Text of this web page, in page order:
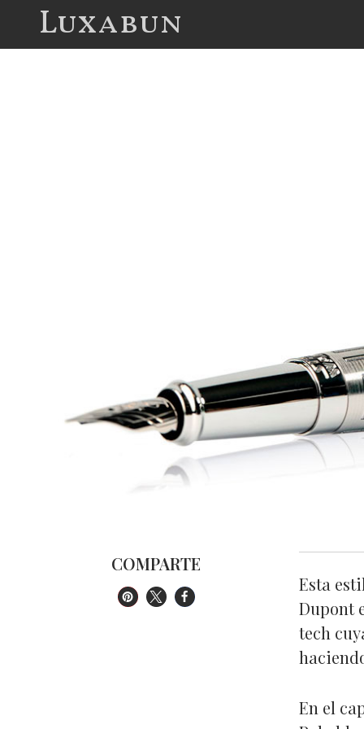
Luxabun
COMPARTE
Esta
Dupont
tech
En el